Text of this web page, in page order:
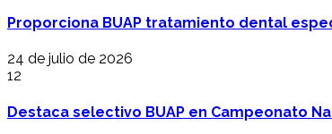
Proporciona BUAP tratamiento dental
24 de julio de 2026
12
Destaca selectivo BUAP en Campeonato